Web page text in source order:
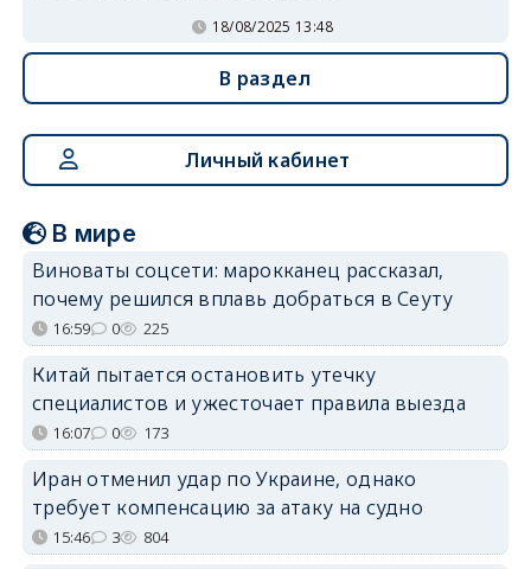
18/08/2025 13:48
В раздел
Личный кабинет
В мире
Виноваты соцсети: марокканец рассказал,
почему решился вплавь добраться в Сеуту
16:59 0 225
Китай пытается остановить утечку
специалистов и ужесточает правила выезда
16:07 0 173
Иран отменил удар по Украине, однако
требует компенсацию за атаку на судно
15:46 3 804